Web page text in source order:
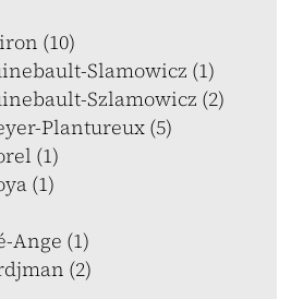
(10)
Slamowicz (1)
Szlamowicz (2)
Plantureux (5)
(1)
(1)
Ange (1)
(2)